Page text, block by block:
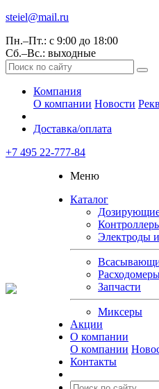
steiel@mail.ru
Пн.–Пт.: с 9:00 до 18:00
Сб.–Вс.: выходные
Компания
О компании Новости
Доставка/оплата
+7 495 22-777-84
Меню
Каталог
Электроды
Запчасти
Миксеры
Акции
О компании
О компании
Контакты